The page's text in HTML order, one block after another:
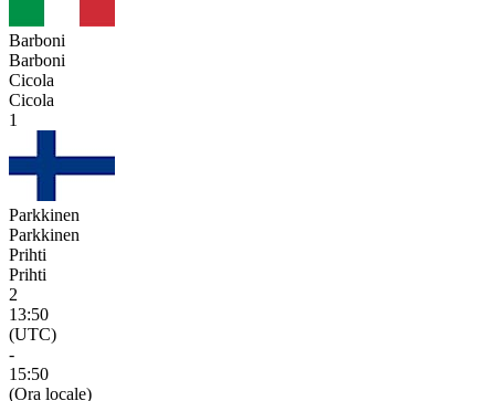
Barboni
Barboni
Cicola
Cicola
1
Parkkinen
Parkkinen
Prihti
Prihti
2
13:50
(UTC)
-
15:50
(Ora locale)